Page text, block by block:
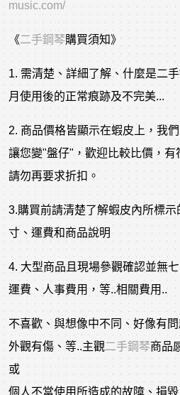
music.com/
《二手鋼琴購買須知》
1. 需清楚、詳細了解、什麼是二
月使用後的正常痕跡及不完美...
2. 商品價格皆顯示在蝦皮上，我
讓您變"盤仔"，歡迎比較比價，
請勿再要求折扣。
3.購買前請清楚了解蝦皮內所標
寸、運費和商品說明
4. 大型商品且現場參觀確認並無
運費、人事費用，等..相關費用..
不喜歡、與想像中不同、好像有
外觀有傷、等..主觀二手鋼琴商品
或
個人不當使用所造成的故障、損